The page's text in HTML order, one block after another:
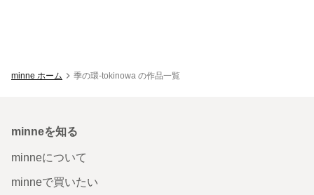
minne ホーム 季の環-tokinowa の作品一覧
minneを知る
minneについて
minneで買いたい